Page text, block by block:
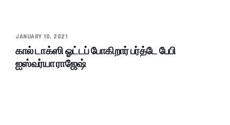
JANUARY 10, 2021
கால் டாக்ஸி ஓட்டப் போகிறார் பர்த்டே பேபி
ஐஸ்வர்யா ராஜேஷ்